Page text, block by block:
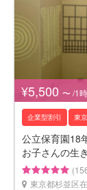
¥5,500 〜 /1
企業型割引 東
公立保育園18
お子さんの生
東京都杉並区